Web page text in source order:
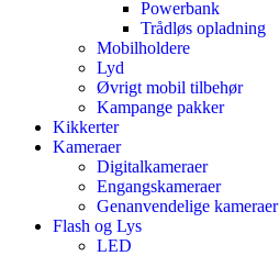
Powerbank
Trådløs opladning
Mobilholdere
Lyd
Øvrigt mobil tilbehør
Kampange pakker
Kikkerter
Kameraer
Digitalkameraer
Engangskameraer
Genanvendelige kameraer
Flash og Lys
LED